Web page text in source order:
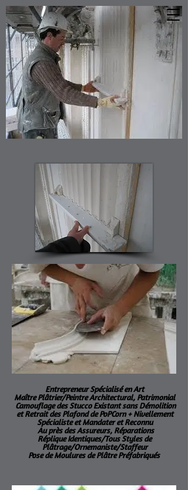
Entrepreneur Spécialisé en Art
Maître Plâtrier/Peintre Architectural, Patrimonial
Camouflage des Stucco Existant sans Démolition
et Retrait des Plafond de PoPCorn + Nivellement
Spécialiste et Mandater et Reconnu
Au près des Assureurs, Réparations
Réplique Identiques/Tous Styles de
Plâtrage/Ornemaniste/Staffeur
Pose de Moulures de Plâtre Préfabriqués